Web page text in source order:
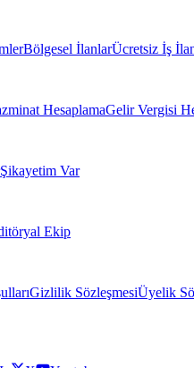
Bölgesel İlanlarÜcretsiz İş
HesaplamaGelir Vergisi
Şikayetim Var
Ekip
Gizlilik SözleşmesiÜyelik